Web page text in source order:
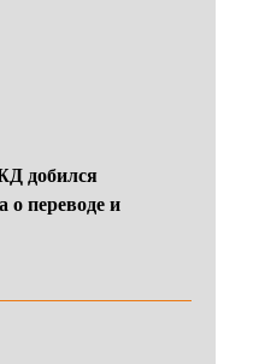
добился
о переводе и